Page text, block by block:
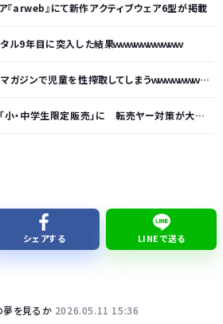
『arweb』にて新作アクティブウェア6型が掲載
ル9年目に突入した結果ｗｗｗｗｗｗｗｗｗｗ
ガジンで児童を性搾取してしまうｗｗｗｗｗｗｗｗｗ
・中学生限定販売」に 転売ヤー対策が大絶賛ｗｗｗ
ドとマウス使った方がいいゲームでも頑なにパッド使いたがる
シェアする LINEで送る
夢を見るか 2026.05.11 15:36